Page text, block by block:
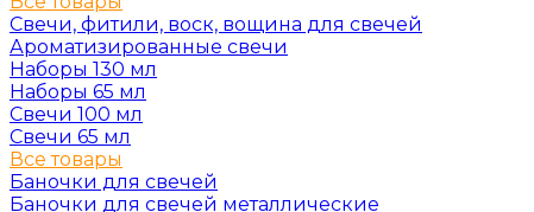
Свечи, фитили, воск, вощина для свечей
Ароматизированные свечи
Наборы 130 мл
Наборы 65 мл
Свечи 100 мл
Свечи 65 мл
Все товары
Баночки для свечей
Баночки для свечей металлические